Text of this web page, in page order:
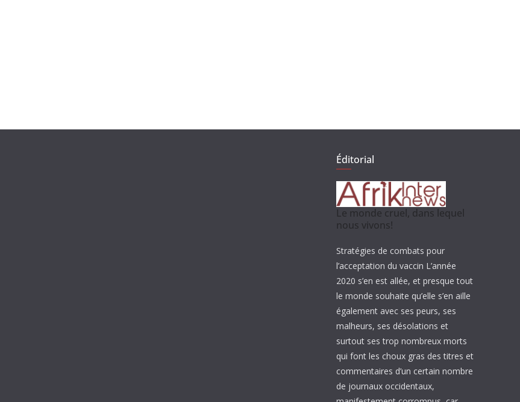
Éditorial
Le monde cruel, dans lequel
nous vivons!
Stratégies de combats pour
l’acceptation du vaccin L’année
2020 s’en est allée, et presque tout
le monde souhaite qu’elle s’en aille
également avec ses peurs, ses
malheurs, ses désolations et
surtout ses trop nombreux morts
qui font les choux gras des titres et
commentaires d’un certain nombre
de journaux occidentaux,